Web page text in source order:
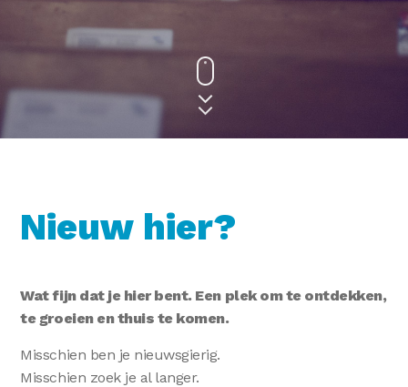
Nieuw hier?
Wat fijn dat je hier bent. Een plek om te ontdekken,
te groeien en thuis te komen.
Misschien ben je nieuwsgierig.
Misschien zoek je al langer.